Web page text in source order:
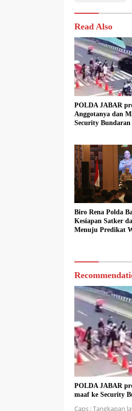
Read Also
POLDA JABAR
Anggotanya dan
Security
Biro Rena Polda
Kesiapan Satker
Menuju Predikat
POLDA JABAR
maaf ke Security
Caps : Tangkapan